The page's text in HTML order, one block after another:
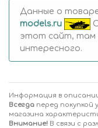
Данные о
models.ru
этот сайт, там
интересного.
Информация в
Всегда перед
магазина
Внимание! В связи с